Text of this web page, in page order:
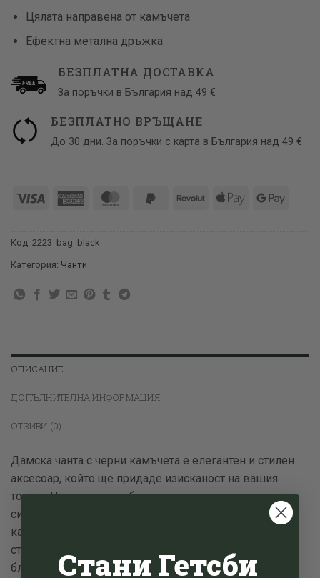
Цялата направена от камъчета
Ефектна метална дръжка
БЕЗПЛАТНА ДОСТАВКА
За поръчки в България над 49 €
БЕЗПЛАТНО ВРЪЩАНЕ
До 30 дни. За поръчки с карта в България над 49 €
Visa
American MasterCardPayPal
RevolutApple
Google
Код: 2223_bag_black
Категория: Чанти
ОПИСАНИЕ
ДОПЪЛНИТЕЛНА ИНФОРМАЦИЯ
ОТЗИВИ (0)
Дамска чанта с черни камъчета е елегантен и стилен
аксесоар, който ще придаде изисканост на вашия
тоалет. Чантата е изработена от висококачествен
синтетичен плат и е украсена с красиви черни
камъчета, разположени внимателно на външната
страна на чантата. Камъните придават на чантата
блестящ ефект и я правят подходяща за специални
Стани Гетсби